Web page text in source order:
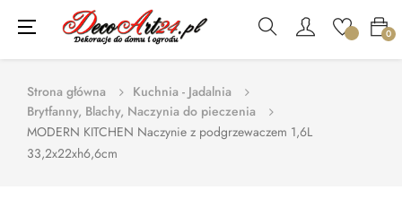
0
Toggle
navigation
☰
Strona główna
Kuchnia - Jadalnia
Brytfanny, Blachy, Naczynia do pieczenia
MODERN KITCHEN Naczynie z podgrzewaczem 1,6L
33,2x22xh6,6cm